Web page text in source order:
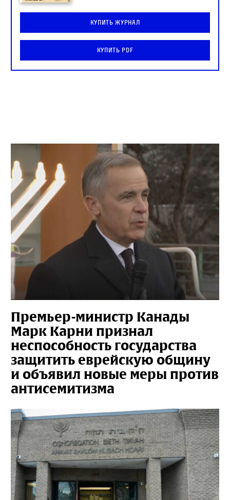
Купить журнал
Купить PDF
Премьер-министр Канады
Марк Карни признал
неспособность государства
защитить еврейскую общину
и объявил новые меры против
антисемитизма